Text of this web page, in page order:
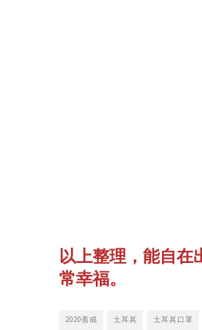
以上整理，能自在
常幸福。
2020斋戒 土耳其 土耳其口罩